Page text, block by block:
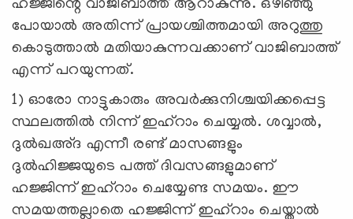
ഹജ്ജിന്റെ വാജിബാത്ത് ആറാകുന്നു. ഒഴിഞ്ഞു
പോയാല്‍ അതിന്ന് പ്രായശ്ചിത്തമായി അറുത്തു
കൊടുത്താല്‍ മതിയാകുന്നവക്കാണ് വാജിബാത്ത്
എന്ന് പറയുന്നത്.
1) ഓരോ നാട്ടുകാരും അവര്‍ക്കുനിശ്ചയിക്കപ്പെട്ട
സ്ഥലത്തില്‍ നിന്ന് ഇഹ്‌റാം ചെയ്യല്‍. ശവ്വാല്‍,
ദുല്‍ഖഅ്ദ എന്നീ രണ്ട് മാസങ്ങളും
ദുല്‍ഹിജ്ജയുടെ പത്ത് ദിവസങ്ങളുമാണ്
ഹജ്ജിന്ന് ഇഹ്‌റാം ചെയ്യേണ്ട സമയം. ഈ
സമയത്തല്ലാതെ ഹജ്ജിന്ന് ഇഹ്‌റാം ചെയ്താല്‍